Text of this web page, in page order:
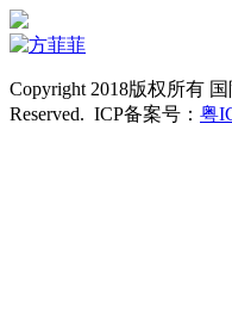
Copyright 2018版权所有
Reserved. ICP备案号： 粤